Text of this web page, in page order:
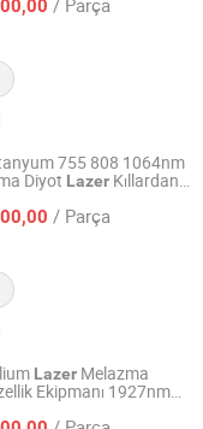
755 808 1064nm
Diyot Lazer Kıllardan
/ Parça
Lazer Melazma
Ekipmanı 1927nm
Limited